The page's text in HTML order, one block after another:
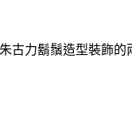
古⼒鬍鬚造型裝飾